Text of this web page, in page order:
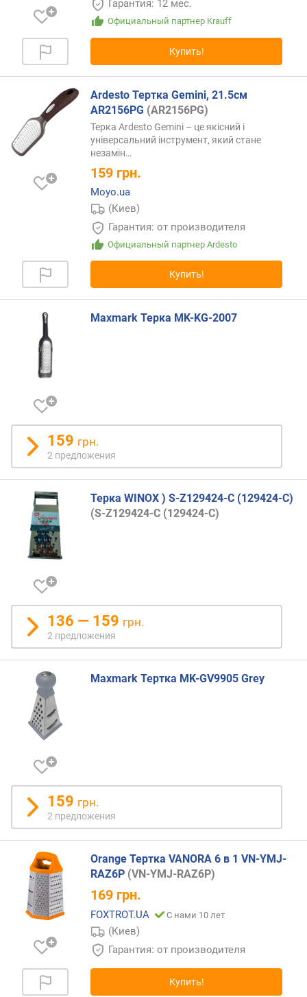
Гарантия: 12 мес.
Официальный партнер Krauff
Купить!
Ardesto Тертка Gemini, 21.5см
AR2156PG (AR2156PG)
Терка Ardesto Gemini – це якісний і
універсальний інструмент, який стане
незамін…
159 грн.
Moyo.ua
(Киев)
Гарантия: от производителя
Официальный партнер Ardesto
Купить!
Maxmark Терка MK-KG-2007
159 грн.
2 предложения
Терка WINOX ) S-Z129424-С (129424-С)
(S-Z129424-С (129424-С)
136 — 159 грн.
2 предложения
Maxmark Тертка MK-GV9905 Grey
159 грн.
2 предложения
Orange Тертка VANORA 6 в 1 VN-YMJ-
RAZ6P (VN-YMJ-RAZ6P)
169 грн.
FOXTROT.UA С нами 10 лет
(Киев)
Гарантия: от производителя
Купить!